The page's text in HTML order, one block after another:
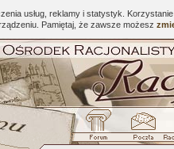
usług, reklamy i statystyk.
Pamiętaj, że zawsze możesz